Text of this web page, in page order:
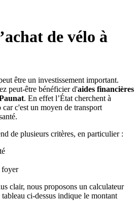
de vélo à
être un investissement important.
peut-être bénéficier d'aides financières
. En effet l’État cherchent à
c'est un moyen de transport
de plusieurs critères, en particulier :
foyer
clair, nous proposons un calculateur
ci-dessus indique le montant